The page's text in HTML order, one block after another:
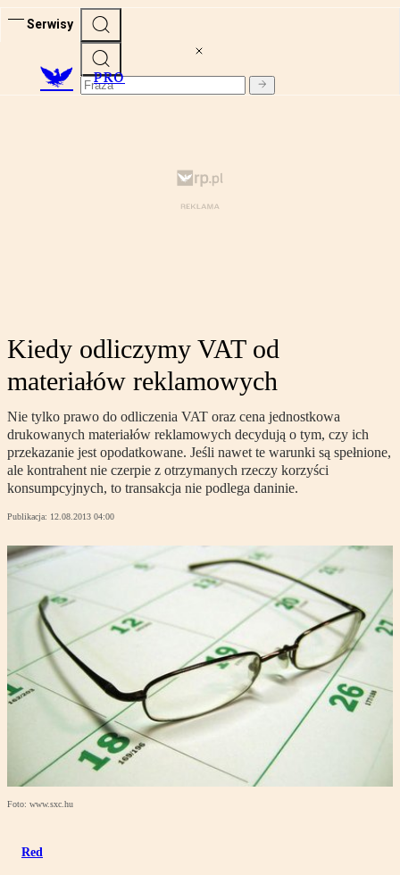
Serwisy
PRO
Kiedy odliczymy VAT od
materiałów reklamowych
Nie tylko prawo do odliczenia VAT oraz cena jednostkowa
drukowanych materiałów reklamowych decydują o tym, czy ich
przekazanie jest opodatkowane. Jeśli nawet te warunki są spełnione,
ale kontrahent nie czerpie z otrzymanych rzeczy korzyści
konsumpcyjnych, to transakcja nie podlega daninie.
Publikacja: 12.08.2013 04:00
Foto: www.sxc.hu
Red